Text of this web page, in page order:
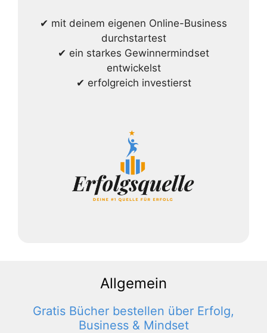
✔ mit deinem eigenen Online-Business
durchstartest
✔ ein starkes Gewinnermindset
entwickelst
✔ erfolgreich investierst
Allgemein
Gratis Bücher bestellen über Erfolg,
Business & Mindset